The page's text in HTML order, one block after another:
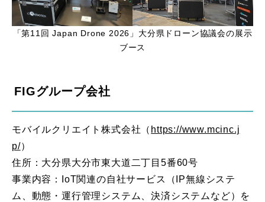
「第11回 Japan Drone 2026」大分県ドローン協議会の展示
ブース
FIGグループ会社
モバイルクリエイト株式会社（ https://www.mcinc.j
p/）
住所：大分県大分市東大道二丁目5番60号
事業内容：IoT関連の自社サービス（IP無線システ
ム、動態・運行管理システム、決済システムなど）を